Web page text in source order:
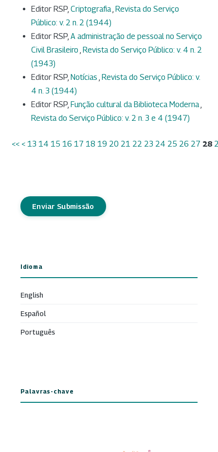
Editor RSP, Criptografia, Revista do Serviço
Público: v. 2 n. 2 (1944)
Editor RSP, A administração de pessoal no Serviço
Civil Brasileiro , Revista do Serviço Público: v. 4 n. 2
(1943)
Editor RSP, Notícias , Revista do Serviço Público: v.
4 n. 3 (1944)
Editor RSP, Função cultural da Biblioteca Moderna,
Revista do Serviço Público: v. 2 n. 3 e 4 (1947)
<< < 13 14 15 16 17 18 19 20 21 22 23 24 25 26 27 28
Enviar Submissão
Idioma
English
Español
Português
Palavras-chave